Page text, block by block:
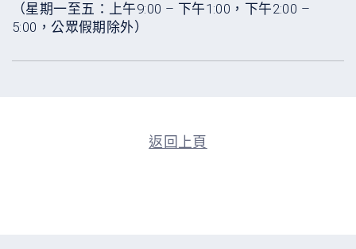
（星期一至五：上午9:00 – 下午1:00，下午2:00 –
5:00，公眾假期除外）
返回上頁